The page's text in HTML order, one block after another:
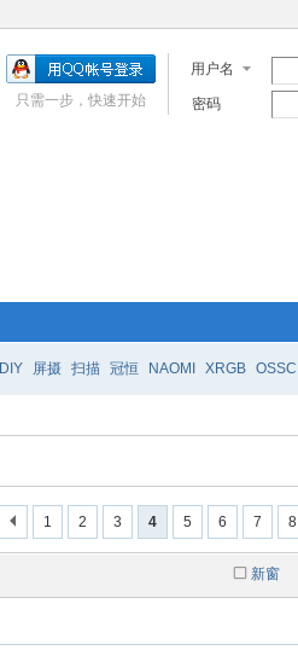
用户名
密码
只需一步，快速开始
DIY 屏摄 扫描 冠恒 NAOMI XRGB OSSC
1 2 3 4 5 6 7 8
新窗